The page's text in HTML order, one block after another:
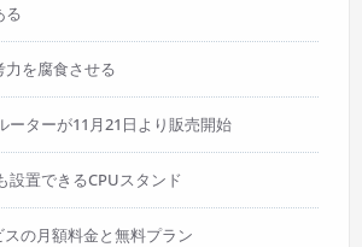
る
を腐食させる
ーターが11月21日より販売開始
設置できるCPUスタンド
の月額料金と無料プラン